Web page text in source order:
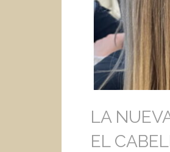
LA
EL